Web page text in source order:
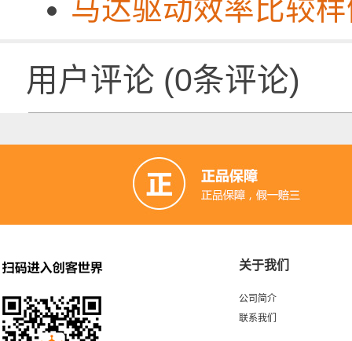
马达驱动效率比较
用户评论 (0条评论)
关于我们
公司简介
联系我们